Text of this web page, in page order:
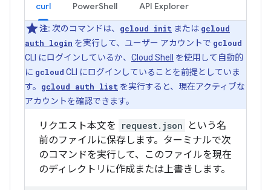
curl PowerShell API Explorer
注: 次のコマンドは、 gcloud init または gcloud
auth login を実行して、ユーザー アカウントで gcloud
CLI にログインしているか、 Cloud Shell
を使用して自動的
に gcloud CLI にログインしていることを前提としていま
す。 gcloud auth list を実行すると、現在アクティブな
アカウントを確認できます。
リクエスト本文を request.json
という名
前のファイルに保存します。ターミナルで次
のコマンドを実行して、このファイルを現在
のディレクトリに作成または上書きします。